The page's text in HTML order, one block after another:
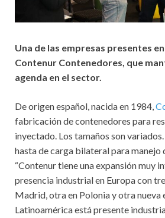
Una de las empresas presentes
Contenur Contenedores, que
agenda en el sector.
De origen español, nacida en 1984,
fabricación de contenedores para
inyectado. Los tamaños son
hasta de carga bilateral para manejo
“Contenur tiene una expansión muy
presencia industrial en Europa con
Madrid, otra en Polonia y otra nueva
Latinoamérica está presente